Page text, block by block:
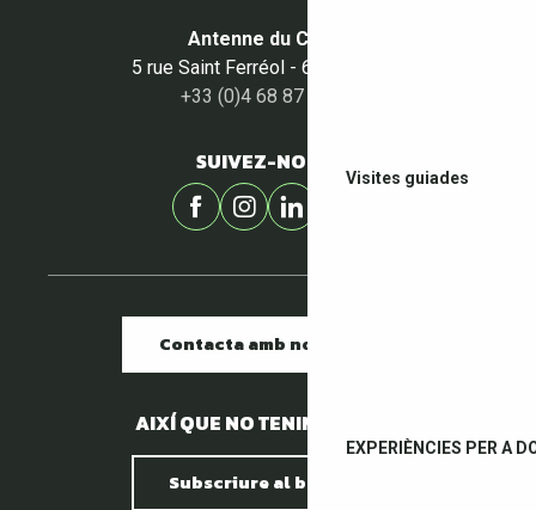
Visites guiades
EXPERIÈNCIES PER A
Antenne du Céret
5 rue Saint Ferréol - 66400 Céret
+33 (0)4 68 87 00 53
SUIVEZ-NOUS !
Contacta amb nosaltres
AIXÍ QUE NO TENIM PEDRES.
Subscriure al butlletí